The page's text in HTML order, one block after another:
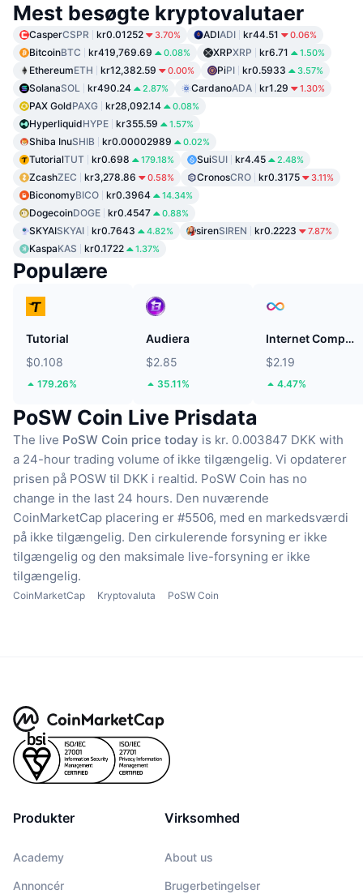
Mest besøgte kryptovalutaer
CasperCSPR kr0.01252 3.70% ADIADI kr44.51 0.06%
BitcoinBTC kr419,769.69 0.08% XRPXRP kr6.71 1.50%
EthereumETH kr12,382.59 0.00% PiPI kr0.5933 3.57%
SolanaSOL kr490.24 2.87% CardanoADA kr1.29 1.30%
PAX GoldPAXG kr28,092.14 0.08%
HyperliquidHYPE kr355.59 1.57%
Shiba InuSHIB kr0.00002989 0.02%
TutorialTUT kr0.698 179.18% SuiSUI kr4.45 2.48%
ZcashZEC kr3,278.86 0.58% CronosCRO kr0.3175 3.11%
BiconomyBICO kr0.3964 14.34%
DogecoinDOGE kr0.4547 0.88%
SKYAISKYAI kr0.7643 4.82% sirenSIREN kr0.2223 7.87%
KaspaKAS kr0.1722 1.37%
Populære
Tutorial
$0.108
179.26%
Audiera
$2.85
35.11%
Internet Computer
$2.19
4.47%
PoSW Coin Live Prisdata
The live PoSW Coin price today is kr. 0.003847 DKK with
a 24-hour trading volume of ikke tilgængelig. Vi opdaterer
prisen på POSW til DKK i realtid. PoSW Coin has no
change in the last 24 hours. Den nuværende
CoinMarketCap placering er #5506, med en markedsværdi
på ikke tilgængelig. Den cirkulerende forsyning er ikke
tilgængelig og den maksimale live-forsyning er ikke
tilgængelig.
CoinMarketCap Kryptovaluta PoSW Coin
Produkter
Academy
Annoncér
Virksomhed
About us
Brugerbetingelser